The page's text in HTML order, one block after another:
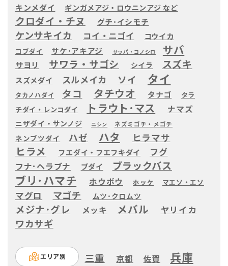
キンメダイ ギンガメアジ・ロウニンアジ など
クロダイ・チヌ グチ･イシモチ
ケンサキイカ コイ・ニゴイ コウイカ
コブダイ サケ･アキアジ サッパ・コノシロ サバ
サヨリ サワラ・サゴシ シイラ スズキ
スズメダイ スルメイカ ソイ タイ
タカノハダイ タコ タチウオ タナゴ
タラ
チダイ・レンコダイ
トラウト･マス ナマズ
ニザダイ・サンノジ ニシン ネズミゴチ・メゴチ
ネンブツダイ ハゼ ハタ ヒラマサ
ヒラメ フエダイ・フエフキダイ フグ
フナ･ヘラブナ ブダイ ブラックバス
ブリ･ハマチ ホウボウ ホッケ マエソ・エソ
マグロ マゴチ ムツ･クロムツ
メジナ･グレ メッキ メバル ヤリイカ
ワカサギ
エリア別 三重 京都 佐賀 兵庫